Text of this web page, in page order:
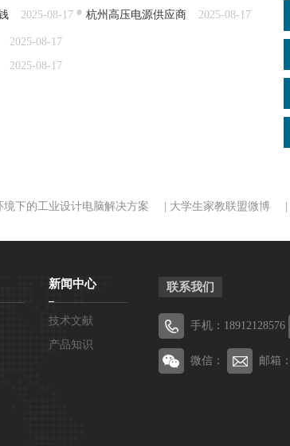
2025-08-17
2025-08-17
杭州高压电源供应商
2025-08-17
2025-08-17
境下的工业设计电脑解决方案 大学生家教联盟微博
新闻中心
技术文献
产品知识
联系我们
手机：18912128576
微信： 邮箱：